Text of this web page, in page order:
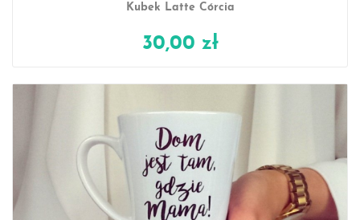
Kubek Latte Córcia
30,00 zł